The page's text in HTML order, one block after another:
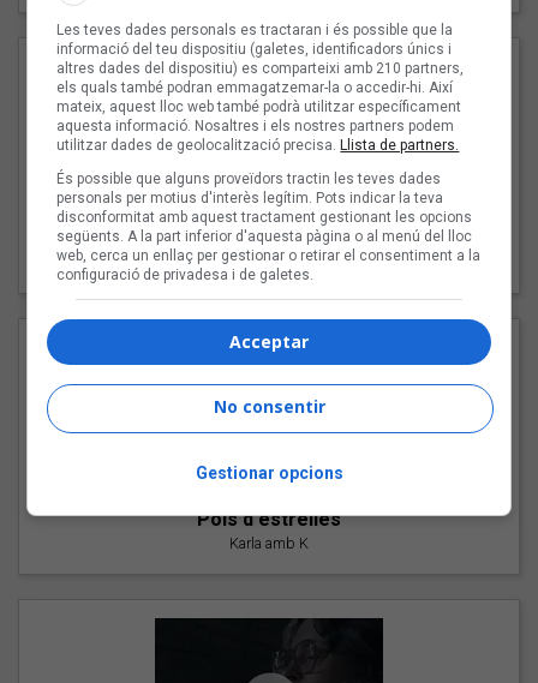
"Les cabres"
94 Rules amb Compte
"Pols d'estrelles"
Karla amb K
Les teves dades personals es tractaran i és possible que la
informació del teu dispositiu (galetes, identificadors únics i
altres dades del dispositiu) es comparteixi amb 210 partners,
els quals també podran emmagatzemar-la o accedir-hi. Així
mateix, aquest lloc web també podrà utilitzar específicament
aquesta informació. Nosaltres i els nostres partners podem
utilitzar dades de geolocalització precisa. Llista de partners.
És possible que alguns proveïdors tractin les teves dades
personals per motius d'interès legítim. Pots indicar la teva
disconformitat amb aquest tractament gestionant les opcions
següents. A la part inferior d'aquesta pàgina o al menú del lloc
web, cerca un enllaç per gestionar o retirar el consentiment a la
configuració de privadesa i de galetes.
Acceptar
No consentir
Gestionar opcions